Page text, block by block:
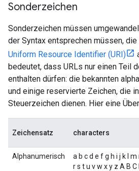
Sonderzeichen
Sonderzeichen müssen
der Syntax entsprechen müssen,
Uniform Resource Identifier (URI)
bedeutet, dass URLs nur einen Teil
enthalten dürfen: die bekannten
und einige reservierte Zeichen, die
Steuerzeichen dienen. Hier eine
Zeichensatz characters
Alphanumerisch
a b c d e f g h i j k l m
r s t u v w x y z A B C